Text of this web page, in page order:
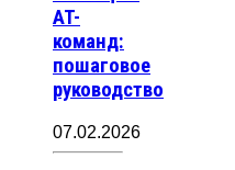
AT-
команд:
пошаговое
руководство
07.02.2026